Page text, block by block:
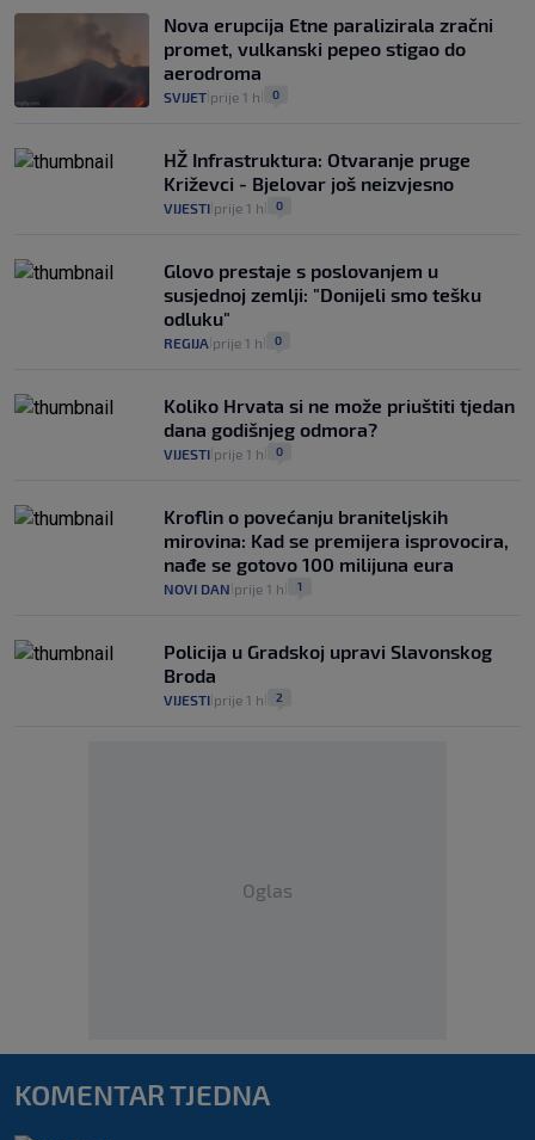
Nova erupcija Etne paralizirala zračni
promet, vulkanski pepeo stigao do
aerodroma
SVIJET prije 1 h 0
HŽ Infrastruktura: Otvaranje pruge
Križevci - Bjelovar još neizvjesno
VIJESTI prije 1 h 0
Glovo prestaje s poslovanjem u
susjednoj zemlji: "Donijeli smo tešku
odluku"
REGIJA prije 1 h 0
Koliko Hrvata si ne može priuštiti tjedan
dana godišnjeg odmora?
VIJESTI prije 1 h 0
Kroflin o povećanju braniteljskih
mirovina: Kad se premijera isprovocira,
nađe se gotovo 100 milijuna eura
NOVI DAN prije 1 h 1
Policija u Gradskoj upravi Slavonskog
Broda
VIJESTI prije 1 h 2
Oglas
KOMENTAR TJEDNA